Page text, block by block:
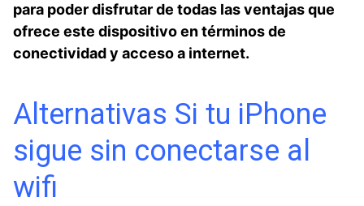
⁤para⁤ poder disfrutar de todas las ventajas que
ofrece este dispositivo​ en términos de
conectividad y acceso a internet.
Alternativas Si tu iPhone
sigue sin conectarse al
wifi